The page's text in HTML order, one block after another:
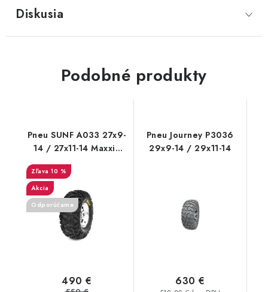
Diskusia
Podobné produkty
Pneu SUNF A033 27x9-
14 / 27x11-14 Maxxis
Bighorn dezén
10 %
Akcia
Odporúčame
490 €
Pneu Journey P3036
29x9-14 / 29x11-14
630 €